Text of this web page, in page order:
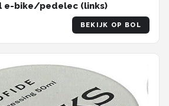
e-bike/pedelec (links)
BEKIJK OP BOL